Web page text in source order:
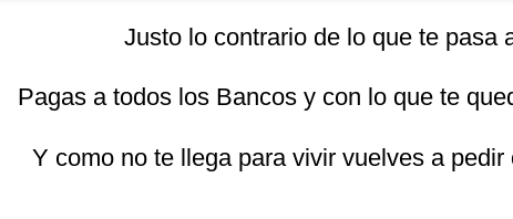
Justo lo contrario de lo que te pasa
Pagas a todos los Bancos y con lo que te
Y como no te llega para vivir vuelves a pedir